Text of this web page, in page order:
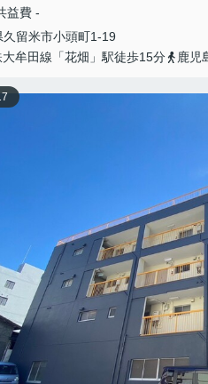
益費 -
久留米市小頭町1-19
大牟田線「花畑」駅徒歩15分
鹿児